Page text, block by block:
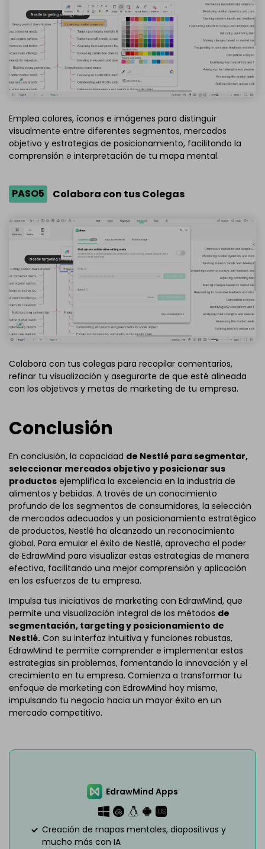
Emplea colores, íconos e imágenes para distinguir
visualmente entre diferentes segmentos, mercados
objetivo y estrategias de posicionamiento, facilitando la
comprensión e interpretación de tu mapa mental.
PASO5 Colabora con tus Colegas
Colabora con tus colegas para recopilar comentarios,
refinar tu visualización y asegurarte de que esté alineada
con los objetivos y metas de marketing de tu empresa.
Conclusión
En conclusión, la capacidad de Nestlé para segmentar,
seleccionar mercados objetivo y posicionar sus
productos ejemplifica la excelencia en la industria de
alimentos y bebidas. A través de un conocimiento
profundo de los segmentos de consumidores, la selección
de mercados adecuados y un posicionamiento estratégico
de productos, Nestlé ha alcanzado un reconocimiento
global. Para emular el éxito de Nestlé, aprovecha el poder
de EdrawMind para visualizar estas estrategias de manera
efectiva, facilitando una mejor comprensión y aplicación
en los esfuerzos de tu empresa.
Impulsa tus iniciativas de marketing con EdrawMind, que
permite una visualización integral de los métodos de
segmentación, targeting y posicionamiento de
Nestlé. Con su interfaz intuitiva y funciones robustas,
EdrawMind te permite comprender e implementar estas
estrategias sin problemas, fomentando la innovación y el
crecimiento en tu empresa. Comienza a transformar tu
enfoque de marketing con EdrawMind hoy mismo,
impulsando tu negocio hacia un mayor éxito en un
mercado competitivo.
EdrawMind Apps
Creación de mapas mentales, diapositivas y
mucho más con IA